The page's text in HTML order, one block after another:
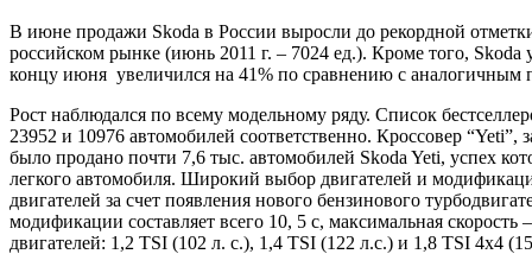
В июне продажи Skoda в России выросли до рекордной
российском рынке (июнь 2011 г. – 7024 ед.). Кроме того,
концу июня увеличился на 41% по сравнению с аналогичным
Рост наблюдался по всему модельному ряду. Список
23952 и 10976 автомобилей соответственно. Кроссовер
было продано почти 7,6 тыс. автомобилей Skoda Yeti, успех
легкого автомобиля. Широкий выбор двигателей и
двигателей за счет появления нового бензинового
модификации составляет всего 10, 5 с, максимальная
двигателей: 1,2 TSI (102 л. с.), 1,4 TSI (122 л.с.) и 1,8 TSI 4х4